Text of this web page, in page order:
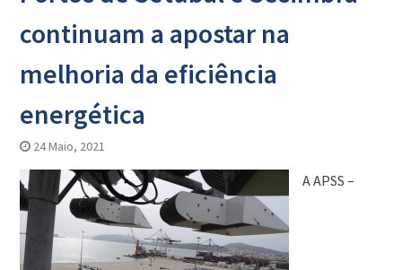
continuam a apostar na
melhoria da eficiência
energética
24 Maio, 2021
A APSS –